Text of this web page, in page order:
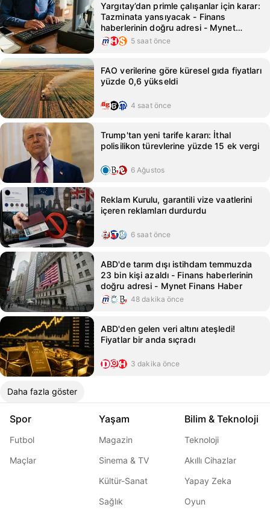
Yargıtay’dan primle çalışanlar için karar:
Tazminata yansıyacak - Finans
haberlerinin doğru adresi - Mynet
Finans Haber5 saat önce
FAO verilerine göre küresel gıda fiyatları
yüzde 0,6 yükseldi
4 saat önce
Trump'tan yeni tarife kararı: İthal
polisilikon türevlerine yüzde 15 ek vergi
6 Ağustos
Reklam Kurulu, garantili vize vaatlerini
içeren reklamları durdurdu
6 saat önce
ABD'de tarım dışı istihdam temmuzda
23 bin kişi azaldı - Finans haberlerinin
doğru adresi - Mynet Finans Haber
48 dakika önce
ABD'den gelen veri altını ateşledi!
Fiyatlar bir anda sıçradı
3 dakika önce
Daha fazla göster
Spor
Futbol
Maçlar
Yaşam
Magazin
Sinema & TV
Kültür-Sanat
Sağlık
Bilim & Teknoloji
Teknoloji
Akıllı Cihazlar
Yapay Zeka
Oyun